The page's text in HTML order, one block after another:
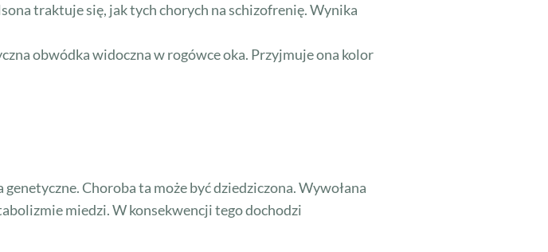
traktuje się, jak tych chorych na schizofrenię. Wynika
obwódka widoczna w rogówce oka. Przyjmuje ona kolor
Choroba ta może być dziedziczona. Wywołana
miedzi. W konsekwencji tego dochodzi